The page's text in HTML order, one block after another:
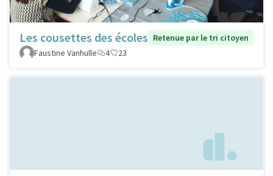
Les cousettes des écoles Retenue par le tri citoyen
Faustine Vanhulle
4 23